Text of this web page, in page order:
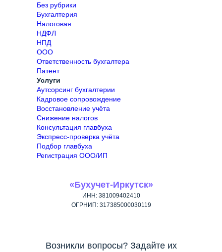
Без рубрики
Бухгалтерия
Налоговая
НДФЛ
НПД
ООО
Ответственность бухгалтера
Патент
Услуги
Аутсорсинг бухгалтерии
Кадровое сопровождение
Восстановление учёта
Снижение налогов
Консультация главбуха
Экспресс-проверка учёта
Подбор главбуха
Регистрация ООО/ИП
«Бухучет-Иркутск»
ИНН: 381009402410
ОГРНИП: 317385000030119
Возникли вопросы? Задайте их